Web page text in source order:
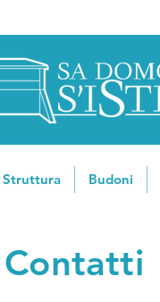
Struttura Budoni
Contatti